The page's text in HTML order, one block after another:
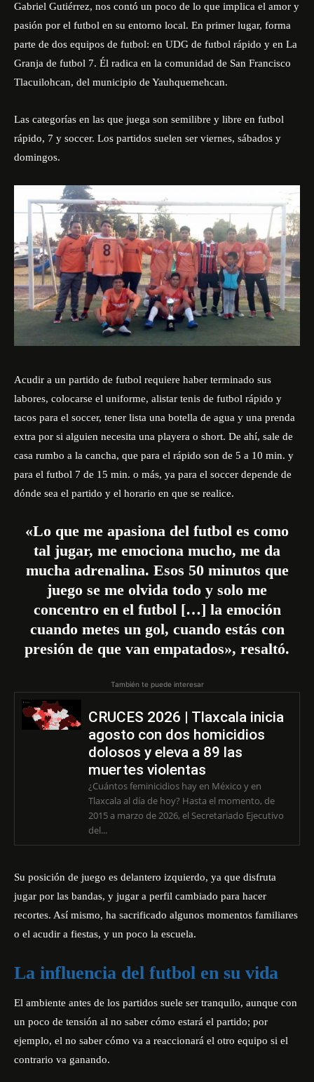
Gabriel Gutiérrez, nos contó un poco de lo que implica el amor y
pasión por el futbol en su entorno local. En primer lugar, forma
parte de dos equipos de futbol: en UDG de futbol rápido y en La
Granja de futbol 7. Él radica en la comunidad de San Francisco
Tlacuilohcan, del municipio de Yauhquemehcan.
Las categorías en las que juega son semilibre y libre en futbol
rápido, 7 y soccer. Los partidos suelen ser viernes, sábados y
domingos.
Acudir a un partido de futbol requiere haber terminado sus
labores, colocarse el uniforme, alistar tenis de futbol rápido y
tacos para el soccer, tener lista una botella de agua y una prenda
extra por si alguien necesita una playera o short. De ahí, sale de
casa rumbo a la cancha, que para el rápido son de 5 a 10 min. y
para el futbol 7 de 15 min. o más, ya para el soccer depende de
dónde sea el partido y el horario en que se realice.
«Lo que me apasiona del futbol es como
tal jugar, me emociona mucho, me da
mucha adrenalina. Esos 50 minutos que
juego se me olvida todo y solo me
concentro en el futbol […] la emoción
cuando metes un gol, cuando estás con
presión de que van empatados», resaltó.
También te puede interesar
CRUCES 2026 | Tlaxcala inicia
agosto con dos homicidios
dolosos y eleva a 89 las
muertes violentas
¿Cuántos feminicidios hay en México y en
Tlaxcala al día de hoy? Hasta el momento, de
2015 a marzo de 2026, el Secretariado Ejecutivo
del...
Su posición de juego es delantero izquierdo, ya que disfruta
jugar por las bandas, y jugar a perfil cambiado para hacer
recortes. Así mismo, ha sacrificado algunos momentos familiares
o el acudir a fiestas, y un poco la escuela.
La influencia del futbol en su vida
El ambiente antes de los partidos suele ser tranquilo, aunque con
un poco de tensión al no saber cómo estará el partido; por
ejemplo, el no saber cómo va a reaccionará el otro equipo si el
contrario va ganando.